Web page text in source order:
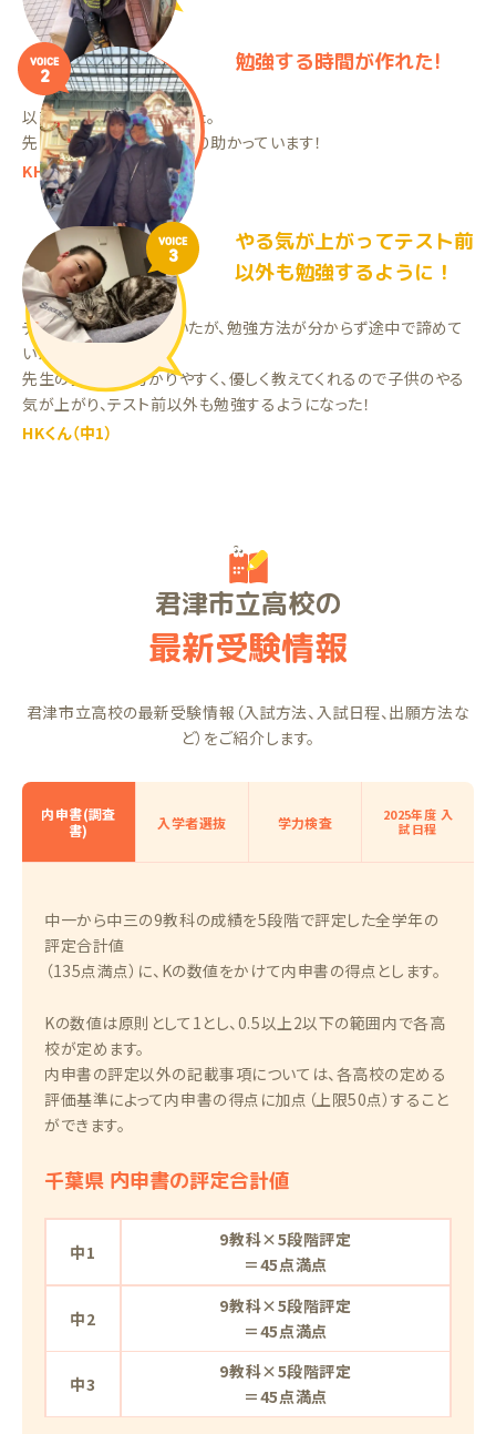
VOICE
2
勉強する時間が作れた!
以前は母が教えていました。
先生はよく対応してくださり助かっています！
KHくん（中2）
VOICE
3
やる気が上がってテスト前
以外も勉強するように！
テスト前だけ勉強していたが、勉強方法が分からず途中で諦めて
いた。
先生の教え方が分かりやすく、優しく教えてくれるので子供のやる
気が上がり、テスト前以外も勉強するようになった！
HKくん（中1）
君津市立高校の
最新受験情報
君津市立高校の最新受験情報（入試方法、入試日程、出願方法な
ど）をご紹介します。
内申書(調査
書)
入学者選抜 学力検査
2025年度 入
試日程
中一から中三の9教科の成績を5段階で評定した全学年の
評定合計値
（135点満点）に、Kの数値をかけて内申書の得点とします。
Kの数値は原則として1とし、0.5以上2以下の範囲内で各高
校が定めます。
内申書の評定以外の記載事項については、各高校の定める
評価基準によって内申書の得点に加点（上限50点）すること
ができます。
千葉県 内申書の評定合計値
中1
中2
中3
9教科×5段階評定
＝45点満点
9教科×5段階評定
＝45点満点
9教科×5段階評定
＝45点満点